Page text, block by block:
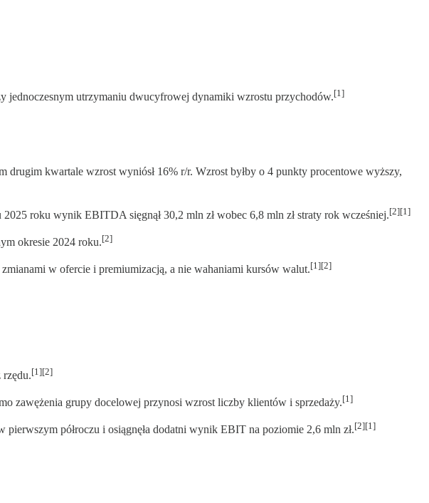
jednoczesnym utrzymaniu dwucyfrowej dynamiki wzrostu przychodów.[1]
kwartale wzrost wyniósł 16% r/r. Wzrost byłby o 4 punkty procentowe wyższy,
roku wynik EBITDA sięgnął 30,2 mln zł wobec 6,8 mln zł straty rok wcześniej.[2][1]
okresie 2024 roku.[2]
w ofercie i premiumizacją, a nie wahaniami kursów walut.[1][2]
[1][2]
zawężenia grupy docelowej przynosi wzrost liczby klientów i sprzedaży.[1]
półroczu i osiągnęła dodatni wynik EBIT na poziomie 2,6 mln zł.[2][1]